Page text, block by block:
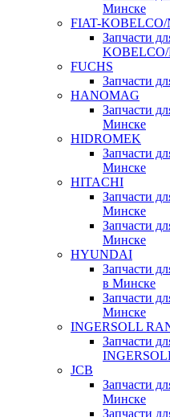
Минске
FIAT-
Запчасти
FUCHS
Запчасти
HANOMAG
Запчасти
Минске
HIDROMEK
Запчасти
Минске
HITACHI
Запчасти
Минске
Запчасти
Минске
HYUNDAI
Запчасти
в Минске
Запчасти
Минске
INGERSOLL
Запчасти
JCB
Запчасти
Минске
Запчасти